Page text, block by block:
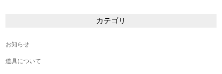
カテゴリ
お知らせ
道具について